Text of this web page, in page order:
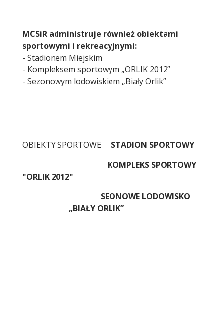
MCSiR administruje również obiektami
sportowymi i rekreacyjnymi:
- Stadionem Miejskim
- Kompleksem sportowym „ORLIK 2012”
- Sezonowym lodowiskiem „Biały Orlik”
OBIEKTY SPORTOWE STADION SPORTOWY
KOMPLEKS SPORTOWY
"ORLIK 2012"
SEONOWE LODOWISKO
„BIAŁY ORLIK”